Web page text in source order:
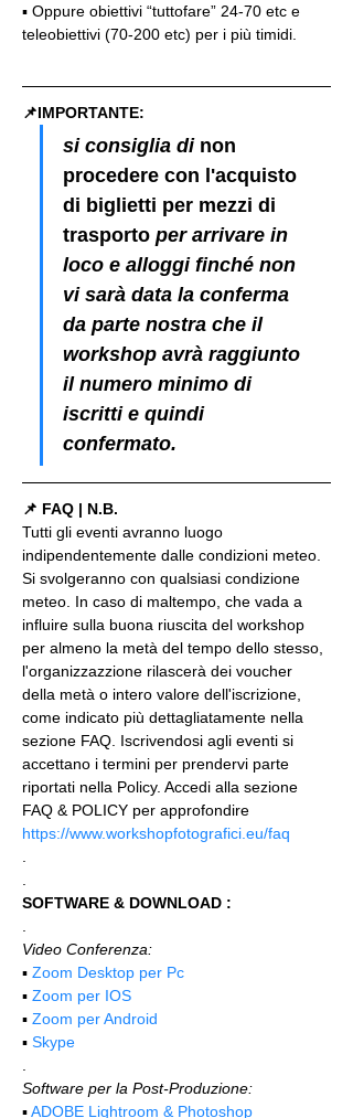
▪️ Oppure obiettivi “tuttofare” 24-70 etc e
teleobiettivi (70-200 etc) per i più timidi.
📌IMPORTANTE:
si consiglia di non
procedere con l'acquisto
di biglietti per mezzi di
trasporto per arrivare in
loco e alloggi finché non
vi sarà data la conferma
da parte nostra che il
workshop avrà raggiunto
il numero minimo di
iscritti e quindi
confermato.
📌 FAQ | N.B.
Tutti gli eventi avranno luogo
indipendentemente dalle condizioni meteo.
Si svolgeranno con qualsiasi condizione
meteo. In caso di maltempo, che vada a
influire sulla buona riuscita del workshop
per almeno la metà del tempo dello stesso,
l'organizzazzione rilascerà dei voucher
della metà o intero valore dell'iscrizione,
come indicato più dettagliatamente nella
sezione FAQ. Iscrivendosi agli eventi si
accettano i termini per prendervi parte
riportati nella Policy. Accedi alla sezione
FAQ & POLICY per approfondire
https://www.workshopfotografici.eu/faq
SOFTWARE & DOWNLOAD :
Video Conferenza:
▪️ Zoom Desktop per Pc
▪️ Zoom per IOS
▪️ Zoom per Android
▪️ Skype
Software per la Post-Produzione:
▪️ ADOBE Lightroom & Photoshop